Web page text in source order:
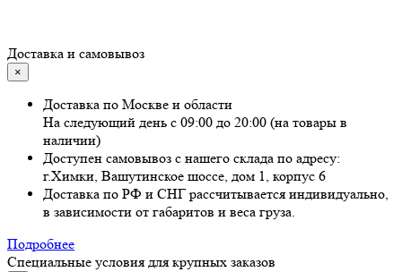
Доставка и самовывоз
×
Доставка по Москве и области
На следующий день с 09:00 до 20:00 (на товары в
наличии)
Доступен самовывоз с нашего склада по адресу:
г.Химки, Вашутинское шоссе, дом 1, корпус 6
Доставка по РФ и СНГ рассчитывается индивидуально,
в зависимости от габаритов и веса груза.
Подробнее
Специальные условия для крупных заказов